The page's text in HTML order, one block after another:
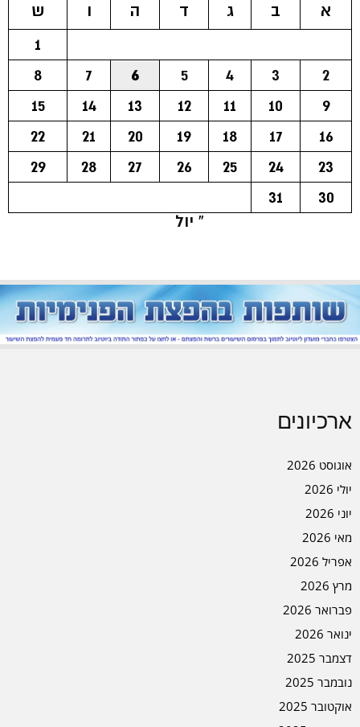
א
ב ג ד ה ו
ש
1
2
3
4
5
6
7
8
9
10
11
12
13
14
15
16
17
18
19
20
21
22
23
24
25
26
27
28
29
30
31
« יול
ארכיונים
אוגוסט 2026
יולי 2026
יוני 2026
מאי 2026
אפריל 2026
מרץ 2026
פברואר 2026
ינואר 2026
דצמבר 2025
נובמבר 2025
אוקטובר 2025